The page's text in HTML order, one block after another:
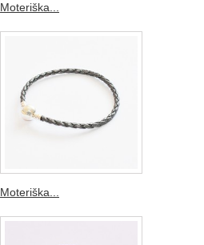
Moteriška...
Moteriška...